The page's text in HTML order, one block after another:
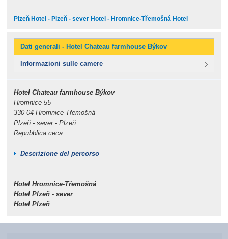
Plzeň Hotel - Plzeň - sever Hotel - Hromnice-Třemošná Hotel
Dati generali - Hotel Chateau farmhouse Býkov
Informazioni sulle camere
Hotel Chateau farmhouse Býkov
Hromnice 55
330 04 Hromnice-Třemošná
Plzeň - sever - Plzeň
Repubblica ceca
Descrizione del percorso
Hotel Hromnice-Třemošná
Hotel Plzeň - sever
Hotel Plzeň